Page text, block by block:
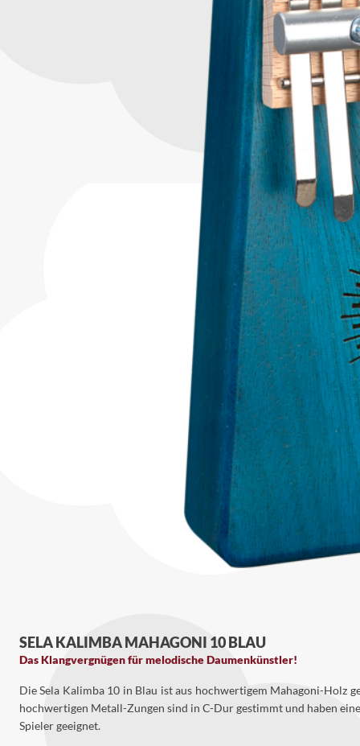
SELA KALIMBA MAHAGONI 10 BLAU
Das Klangvergnügen für melodische Daumenkünstler!
Die Sela Kalimba 10 in Blau ist aus hochwertigem Mahagoni-Holz
hochwertigen Metall-Zungen sind in C-Dur gestimmt und haben
Spieler geeignet.